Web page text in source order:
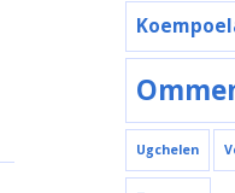
Ugchelen